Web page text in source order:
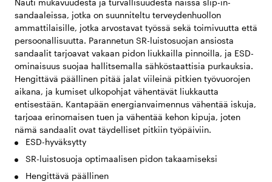
Nauti mukavuudesta ja turvallisuudesta näissä slip-in-
sandaaleissa, jotka on suunniteltu terveydenhuollon
ammattilaisille, jotka arvostavat työssä sekä toimivuutta että
persoonallisuutta. Parannetun SR-luistosuojan ansiosta
sandaalit tarjoavat vakaan pidon liukkailla pinnoilla, ja ESD-
ominaisuus suojaa hallitsemalla sähköstaattisia purkauksia.
Hengittävä päällinen pitää jalat viileinä pitkien työvuorojen
aikana, ja kumiset ulkopohjat vähentävät liukkautta
entisestään. Kantapään energianvaimennus vähentää iskuja,
tarjoaa erinomaisen tuen ja vähentää kehon kipuja, joten
nämä sandaalit ovat täydelliset pitkiin työpäiviin.
ESD-hyväksytty
SR-luistosuoja optimaalisen pidon takaamiseksi
Hengittävä päällinen